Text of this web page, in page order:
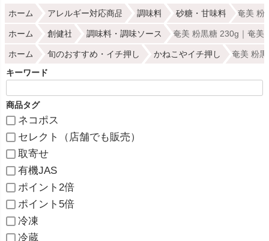
ホーム アレルギー対応商品 調味料 砂糖・甘味料 奄美 粉
ホーム 創健社 調味料・調味ソース 奄美 粉黒糖 230g｜奄美
ホーム 旬のおすすめ・イチ押し かねこやイチ押し 奄美 粉
キーワード
商品タグ
ネコポス
セレクト（店舗でも販売）
取寄せ
有機JAS
ポイント2倍
ポイント5倍
冷凍
冷蔵